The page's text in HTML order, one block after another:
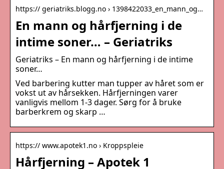
https:// geriatriks.blogg.no › 1398422033_en_mann_og…
En mann og hårfjerning i de
intime soner… – Geriatriks
Geriatriks – En mann og hårfjerning i de intime
soner…
Ved barbering kutter man tupper av håret som er
vokst ut av hårsekken. Hårfjerningen varer
vanligvis mellom 1-3 dager. Sørg for å bruke
barberkrem og skarp …
https:// www.apotek1.no › Kroppspleie
Hårfjerning – Apotek 1